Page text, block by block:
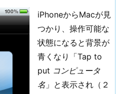
iPhoneからMacが見
つかり、操作可能な
状態になると背景が
青くなり「Tap to
put コンピュータ
名 」と表示され（２